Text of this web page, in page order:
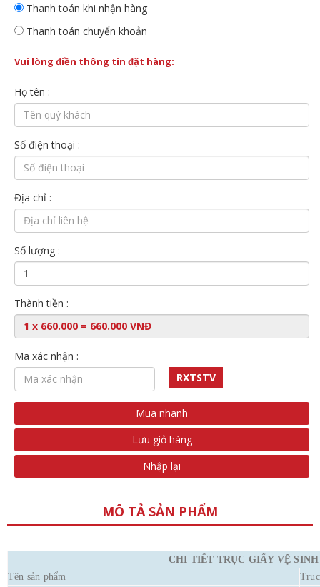
Thanh toán khi nhận hàng
Thanh toán chuyển khoản
Vui lòng điền thông tin đặt hàng:
Họ tên :
Số điện thoại :
Địa chỉ :
Số lượng :
Thành tiền :
Mã xác nhận :
RXTSTV
Mua nhanh
Lưu giỏ hàng
Nhập lại
MÔ TẢ SẢN PHẨM
CHI TIẾT TRỤC GIẤY VỆ
Tên sản phẩm